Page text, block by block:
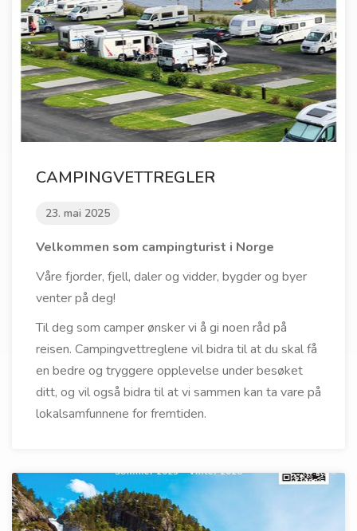
CAMPINGVETTREGLER
23. mai 2025
Velkommen som campingturist i Norge
Våre fjorder, fjell, daler og vidder, bygder og byer
venter på deg!
Til deg som camper ønsker vi å gi noen råd på
reisen. Campingvettreglene vil bidra til at du skal få
en bedre og tryggere opplevelse under besøket
ditt, og vil også bidra til at vi sammen kan ta vare på
lokalsamfunnene for fremtiden.